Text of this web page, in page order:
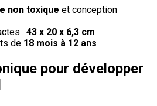
non toxique et conception
: 43 x 20 x 6,3 cm
de 18 mois à 12 ans
pour développer